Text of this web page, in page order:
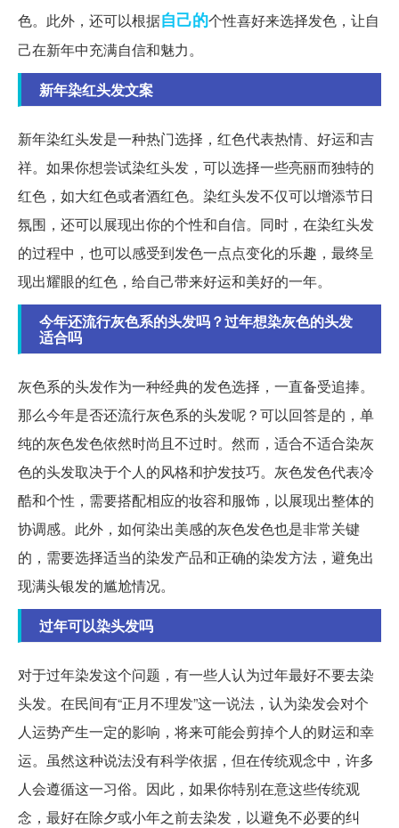
色。此外，还可以根据自己的个性喜好来选择发色，让自
己在新年中充满自信和魅力。
新年染红头发文案
新年染红头发是一种热门选择，红色代表热情、好运和吉
祥。如果你想尝试染红头发，可以选择一些亮丽而独特的
红色，如大红色或者酒红色。染红头发不仅可以增添节日
氛围，还可以展现出你的个性和自信。同时，在染红头发
的过程中，也可以感受到发色一点点变化的乐趣，最终呈
现出耀眼的红色，给自己带来好运和美好的一年。
今年还流行灰色系的头发吗？过年想染灰色的头发
适合吗
灰色系的头发作为一种经典的发色选择，一直备受追捧。
那么今年是否还流行灰色系的头发呢？可以回答是的，单
纯的灰色发色依然时尚且不过时。然而，适合不适合染灰
色的头发取决于个人的风格和护发技巧。灰色发色代表冷
酷和个性，需要搭配相应的妆容和服饰，以展现出整体的
协调感。此外，如何染出美感的灰色发色也是非常关键
的，需要选择适当的染发产品和正确的染发方法，避免出
现满头银发的尴尬情况。
过年可以染头发吗
对于过年染发这个问题，有一些人认为过年最好不要去染
头发。在民间有“正月不理发”这一说法，认为染发会对个
人运势产生一定的影响，将来可能会剪掉个人的财运和幸
运。虽然这种说法没有科学依据，但在传统观念中，许多
人会遵循这一习俗。因此，如果你特别在意这些传统观
念，最好在除夕或小年之前去染发，以避免不必要的纠